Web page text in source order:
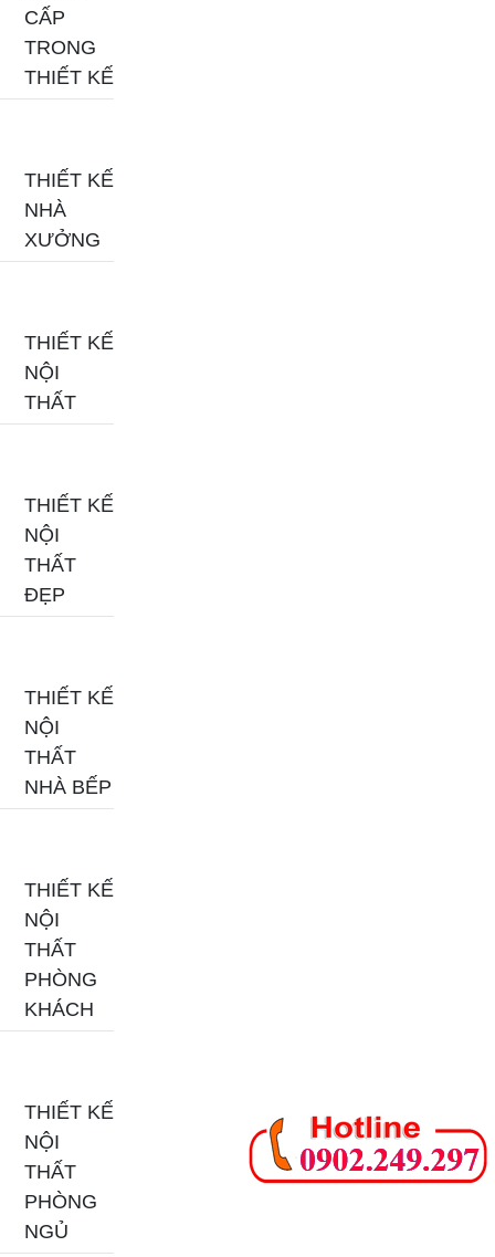
CẤP
TRONG
THIẾT KẾ
THIẾT KẾ
NHÀ
XƯỞNG
THIẾT KẾ
NỘI
THẤT
THIẾT KẾ
NỘI
THẤT
ĐẸP
THIẾT KẾ
NỘI
THẤT
NHÀ BẾP
THIẾT KẾ
NỘI
THẤT
PHÒNG
KHÁCH
THIẾT KẾ
NỘI
THẤT
PHÒNG
NGỦ